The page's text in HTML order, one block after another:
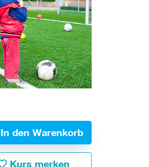
In den Warenkorb
Kurs merken